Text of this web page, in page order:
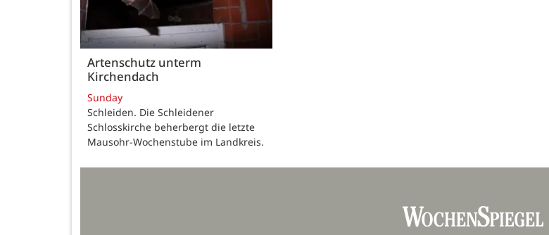
Artenschutz unterm
Kirchendach
Sunday
Schleiden. Die Schleidener
Schlosskirche beherbergt die letzte
Mausohr-Wochenstube im Landkreis.